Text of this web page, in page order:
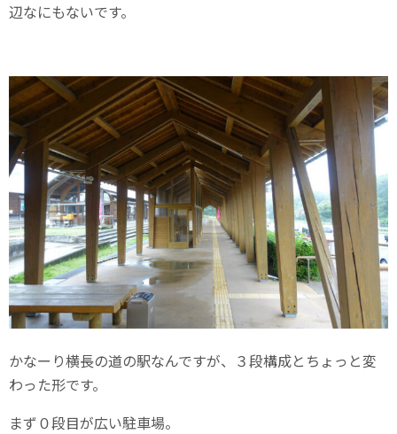
辺なにもないです。
かなーり横長の道の駅なんですが、３段構成とちょっと変
わった形です。
まず０段目が広い駐車場。